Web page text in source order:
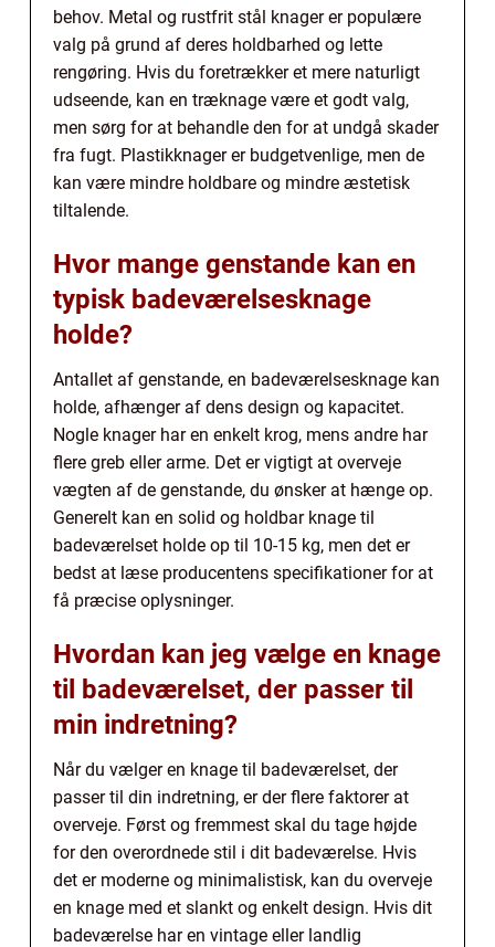
behov. Metal og rustfrit stål knager er populære
valg på grund af deres holdbarhed og lette
rengøring. Hvis du foretrækker et mere naturligt
udseende, kan en træknage være et godt valg,
men sørg for at behandle den for at undgå skader
fra fugt. Plastikknager er budgetvenlige, men de
kan være mindre holdbare og mindre æstetisk
tiltalende.
Hvor mange genstande kan en
typisk badeværelsesknage
holde?
Antallet af genstande, en badeværelsesknage kan
holde, afhænger af dens design og kapacitet.
Nogle knager har en enkelt krog, mens andre har
flere greb eller arme. Det er vigtigt at overveje
vægten af de genstande, du ønsker at hænge op.
Generelt kan en solid og holdbar knage til
badeværelset holde op til 10-15 kg, men det er
bedst at læse producentens specifikationer for at
få præcise oplysninger.
Hvordan kan jeg vælge en knage
til badeværelset, der passer til
min indretning?
Når du vælger en knage til badeværelset, der
passer til din indretning, er der flere faktorer at
overveje. Først og fremmest skal du tage højde
for den overordnede stil i dit badeværelse. Hvis
det er moderne og minimalistisk, kan du overveje
en knage med et slankt og enkelt design. Hvis dit
badeværelse har en vintage eller landlig